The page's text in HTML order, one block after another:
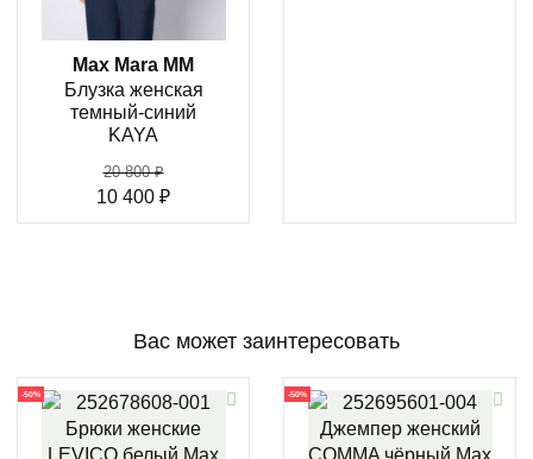
Max Mara MM
Блузка женская
темный-синий
KAYA
20 800₽
10 400 ₽
Вас может заинтересовать
-50% -50%